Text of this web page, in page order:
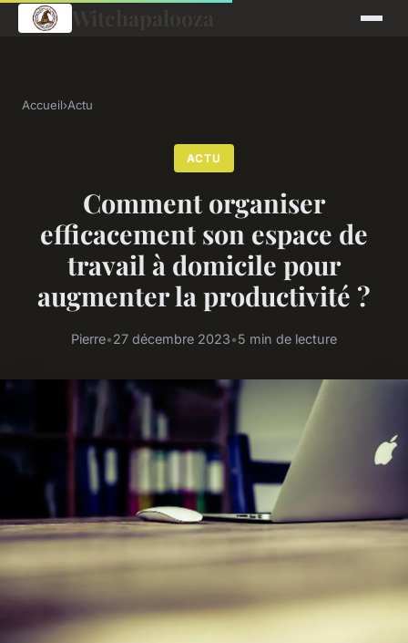
Accueil›Actu
ACTU
Comment organiser
efficacement son espace de
travail à domicile pour
augmenter la productivité ?
Pierre•27 décembre 2023•5 min de lecture